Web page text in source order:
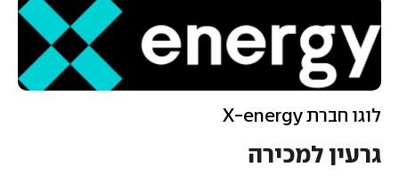
לוגו חברת X-energy
גרעין למכירה